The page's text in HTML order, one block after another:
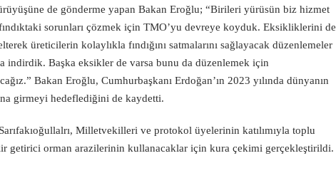
de gönderme yapan Bakan Eroğlu; “Birileri yürüsün biz hizmet
sorunları çözmek için TMO’yu devreye koyduk. Eksikliklerini de
üreticilerin kolaylıkla fındığını satmalarını sağlayacak düzenlemeler
indirdik. Başka eksikler de varsa bunu da düzenlemek için
Bakan Eroğlu, Cumhurbaşkanı Erdoğan’ın 2023 yılında dünyanın
girmeyi hedeflediğini de kaydetti.
Milletvekilleri ve protokol üyelerinin katılımıyla toplu
getirici orman arazilerinin kullanacaklar için kura çekimi gerçekleştirildi.